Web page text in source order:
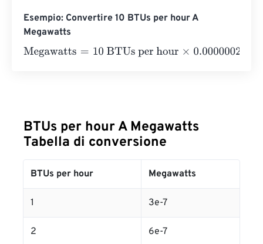
Esempio: Convertire 10 BTUs per hour A
Megawatts
Megawatts=10 BTUs per hour× 0.0000002931=
BTUs per hour A Megawatts
Tabella di conversione
BTUs per hour Megawatts
1 3e-7
2 6e-7